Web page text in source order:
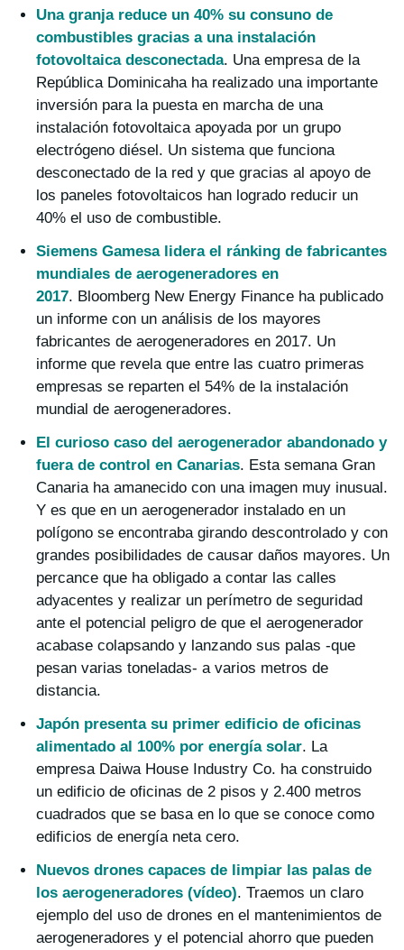
Una granja reduce un 40% su consuno de
combustibles gracias a una instalación
fotovoltaica desconectada. Una empresa de la
República Dominicaha ha realizado una importante
inversión para la puesta en marcha de una
instalación fotovoltaica apoyada por un grupo
electrógeno diésel. Un sistema que funciona
desconectado de la red y que gracias al apoyo de
los paneles fotovoltaicos han logrado reducir un
40% el uso de combustible.
Siemens Gamesa lidera el ránking de fabricantes
mundiales de aerogeneradores en
2017. Bloomberg New Energy Finance ha publicado
un informe con un análisis de los mayores
fabricantes de aerogeneradores en 2017. Un
informe que revela que entre las cuatro primeras
empresas se reparten el 54% de la instalación
mundial de aerogeneradores.
El curioso caso del aerogenerador abandonado y
fuera de control en Canarias. Esta semana Gran
Canaria ha amanecido con una imagen muy inusual.
Y es que en un aerogenerador instalado en un
polígono se encontraba girando descontrolado y con
grandes posibilidades de causar daños mayores. Un
percance que ha obligado a contar las calles
adyacentes y realizar un perímetro de seguridad
ante el potencial peligro de que el aerogenerador
acabase colapsando y lanzando sus palas -que
pesan varias toneladas- a varios metros de
distancia.
Japón presenta su primer edificio de oficinas
alimentado al 100% por energía solar. La
empresa Daiwa House Industry Co. ha construido
un edificio de oficinas de 2 pisos y 2.400 metros
cuadrados que se basa en lo que se conoce como
edificios de energía neta cero.
Nuevos drones capaces de limpiar las palas de
los aerogeneradores (vídeo). Traemos un claro
ejemplo del uso de drones en el mantenimientos de
aerogeneradores y el potencial ahorro que pueden